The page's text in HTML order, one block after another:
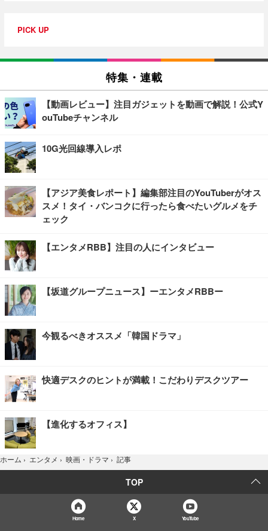
PICK UP
特集・連載
【動画レビュー】注目ガジェットを動画で解説！公式Y
ouTubeチャンネル
10G光回線導入レポ
【アジア美食レポート】編集部注目のYouTuberがオス
スメ！タイ・バンコクに行ったら食べたいグルメをチ
ェック
【エンタメRBB】注目の人にインタビュー
【坂道グループニュース】ーエンタメRBBー
今観るべきオススメ「韓国ドラマ」
快適デスクのヒントが満載！こだわりデスクツアー
【進化するオフィス】
ホーム › エンタメ › 映画・ドラマ › 記事
TOP
Home X YouTube